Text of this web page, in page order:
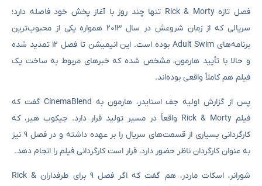
فصل تازه Rick & Morty تنها چند روز با آغاز پخش خود فاصله دارد؛
سریالی که از زمان شروعش در سال ۲۰۱۳ همواره یکی از محبوب‌ترین
برنامه‌های Adult Swim بوده است. این انیمیشن تا فصل ۱۲ تمدید شده
و حالا با تأیید هارمون، مشخص شده که خبرهای مربوط به ساخت یک
فیلم هم کاملاً واقعی بوده‌اند.
پس از گزارش اولیه جف اسنایدر، هارمون به CinemaBlend گفت که
فیلم Rick & Morty واقعاً در مسیر تولید قرار دارد. جیکوب هیر، که
کارگردانی بسیاری از قسمت‌های سریال را بر عهده داشته و در فصل ۹ نیز
به عنوان کارگردان ناظر حضور دارد، قرار است کارگردانی فیلم را انجام دهد.
شورانر، اسکات ماردر، هم گفت که اگر فصل ۹ برای طرفداران Rick &